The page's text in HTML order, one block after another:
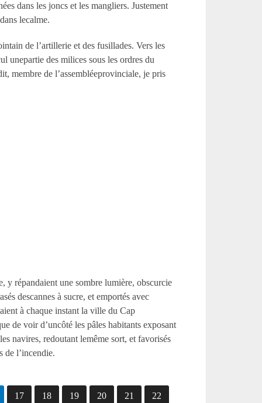
dans les joncs et les mangliers. Justement
lecalme.
de l’artillerie et des fusillades. Vers les
unepartie des milices sous les ordres du
membre de l’assembléeprovinciale, je pris
y répandaient une sombre lumière, obscurcie
descannes à sucre, et emportés avec
à chaque instant la ville du Cap
de voir d’uncôté les pâles habitants exposant
navires, redoutant lemême sort, et favorisés
de l’incendie.
17 18 19 20 21 22